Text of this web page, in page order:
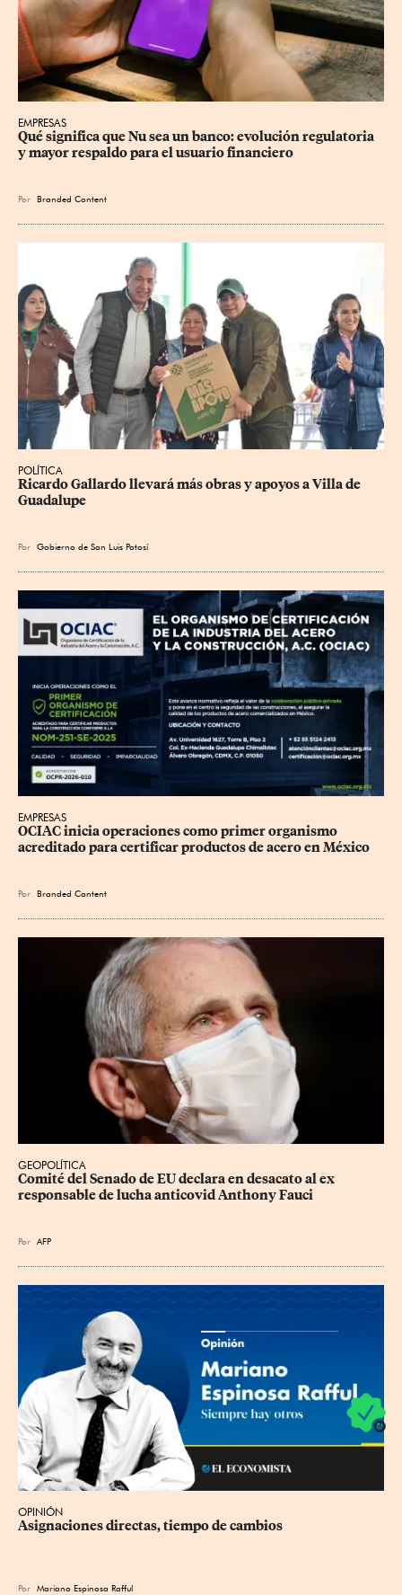
EMPRESAS
Qué significa que Nu sea un banco: evolución regulatoria
y mayor respaldo para el usuario financiero
Por Branded Content
POLÍTICA
Ricardo Gallardo llevará más obras y apoyos a Villa de
Guadalupe
Por Gobierno de San Luis Potosí
EMPRESAS
OCIAC inicia operaciones como primer organismo
acreditado para certificar productos de acero en México
Por Branded Content
GEOPOLÍTICA
Comité del Senado de EU declara en desacato al ex
responsable de lucha anticovid Anthony Fauci
Por AFP
OPINIÓN
Asignaciones directas, tiempo de cambios
Por Mariano Espinosa Rafful